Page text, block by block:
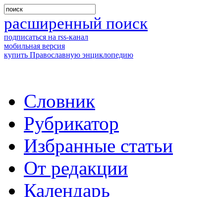
расширенный поиск
подписаться на rss-канал
мобильная версия
купить Православную энциклопедию
Словник
Рубрикатор
Избранные статьи
От редакции
Календарь